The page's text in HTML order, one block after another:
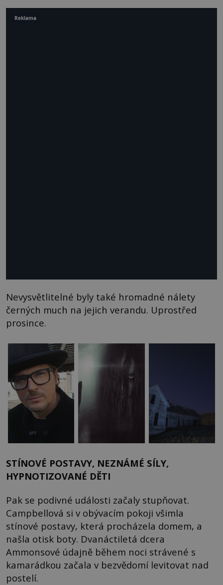
Nevysvětlitelné byly také hromadné nálety
černých much na jejich verandu. Uprostřed
prosince.
STÍNOVÉ POSTAVY, NEZNÁMÉ SÍLY,
HYPNOTIZOVANÉ DĚTI
Pak se podivné události začaly stupňovat.
Campbellová si v obývacím pokoji všimla
stínové postavy, která procházela domem, a
našla otisk boty. Dvanáctiletá dcera
Ammonsové údajně během noci strávené s
kamarádkou začala v bezvědomí levitovat nad
postelí.
Reklama